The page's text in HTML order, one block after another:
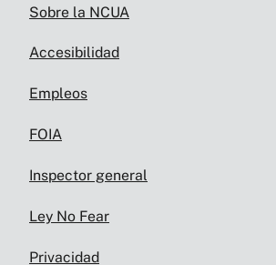
Sobre la NCUA
Accesibilidad
Empleos
FOIA
Inspector general
Ley No Fear
Privacidad